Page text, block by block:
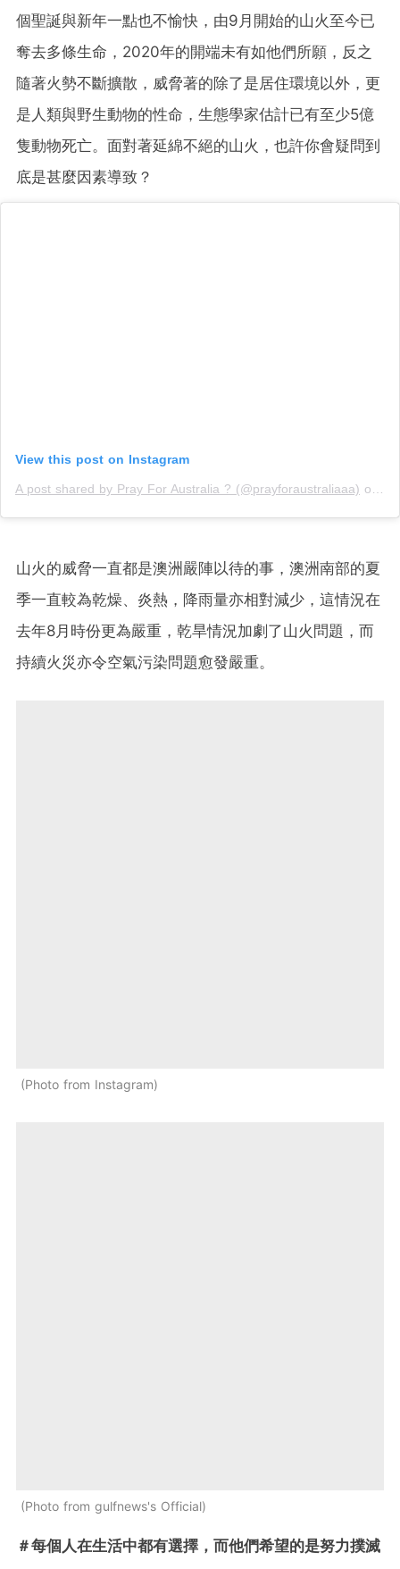
個聖誕與新年一點也不愉快，由9月開始的山火至今已
奪去多條生命，2020年的開端未有如他們所願，反之
隨著火勢不斷擴散，威脅著的除了是居住環境以外，更
是人類與野生動物的性命，生態學家估計已有至少5億
隻動物死亡。面對著延綿不絕的山火，也許你會疑問到
底是甚麼因素導致？
View this post on Instagram
A post shared by Pray For Australia ? (@prayforaustraliaaa) on
山火的威脅一直都是澳洲嚴陣以待的事，澳洲南部的夏
季一直較為乾燥、炎熱，降雨量亦相對減少，這情況在
去年8月時份更為嚴重，乾旱情況加劇了山火問題，而
持續火災亦令空氣污染問題愈發嚴重。
Photo from Instagram
Photo from gulfnews's Official
＃每個人在生活中都有選擇，而他們希望的是努力撲滅